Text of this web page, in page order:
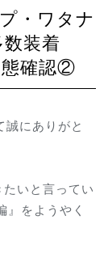
装着
態確認②
にありがと
いと言ってい
をようやく